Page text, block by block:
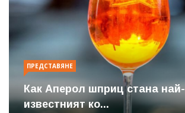
ПРЕДСТАВЯНЕ
Как Аперол шприц стана най-
известният ко...